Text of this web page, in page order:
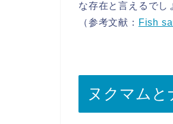
な存在と言えるでし
（参考文献： Fish
ヌクマム